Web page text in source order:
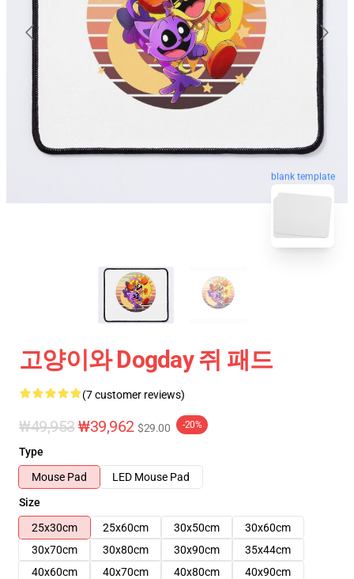
blank template
고양이와 Dogday 쥐 패드
(7 customer reviews)
₩49,953 ₩39,962 $29.00 -20%
Type
Mouse Pad
LED Mouse Pad
Size
25x30cm
25x60cm 30x50cm
30x60cm
30x70cm
30x80cm 30x90cm
35x44cm
40x60cm
40x70cm 40x80cm
40x90cm